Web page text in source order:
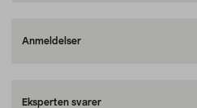
Anmeldelser
Eksperten svarer